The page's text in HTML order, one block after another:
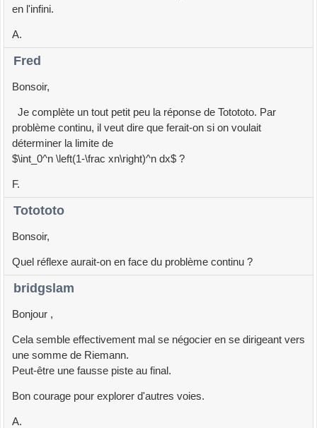
en l'infini.
A.
Fred
Bonsoir,
Je complète un tout petit peu la réponse de Totototo. Par
problème continu, il veut dire que ferait-on si on voulait
déterminer la limite de
$\int_0^n \left(1-\frac xn\right)^n dx$ ?
F.
Totototo
Bonsoir,
Quel réflexe aurait-on en face du problème continu ?
bridgslam
Bonjour ,
Cela semble effectivement mal se négocier en se dirigeant vers
une somme de Riemann.
Peut-être une fausse piste au final.
Bon courage pour explorer d'autres voies.
A.